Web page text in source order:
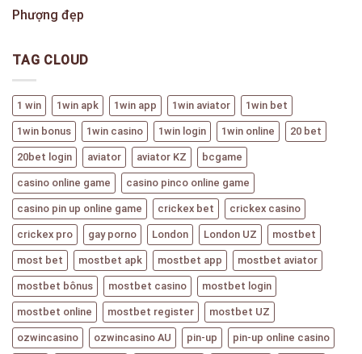
Phượng đẹp
TAG CLOUD
1 win 1win apk 1win app 1win aviator 1win bet
1win bonus 1win casino 1win login 1win online 20 bet
20bet login aviator aviator KZ bcgame
casino online game casino pinco online game
casino pin up online game crickex bet crickex casino
crickex pro gay porno London London UZ mostbet
most bet mostbet apk mostbet app mostbet aviator
mostbet bônus mostbet casino mostbet login
mostbet online mostbet register mostbet UZ
ozwincasino ozwincasino AU pin-up pin-up online casino